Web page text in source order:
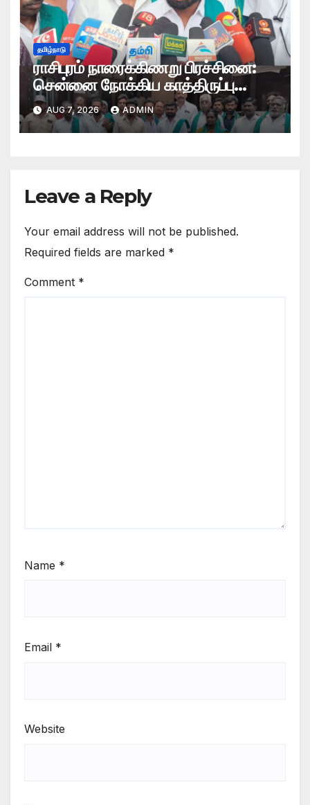
தமிழ்நாடு
ராசிபுரம் நாரைக்கிணறு பிரச்சினை:
சென்னை நோக்கிய காத்திருப்பு
போராட்டம் தற்காலிகமாக வாபஸ்
AUG 7, 2026 ADMIN
Leave a Reply
Your email address will not be published.
Required fields are marked *
Comment *
Name *
Email *
Website